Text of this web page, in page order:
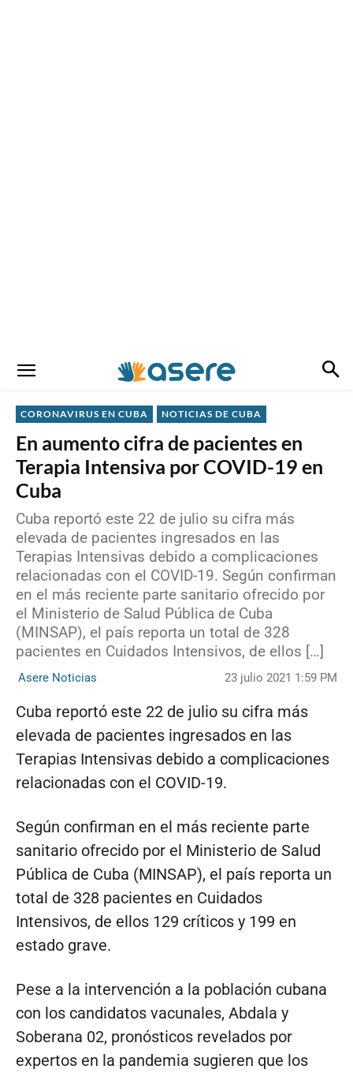
CORONAVIRUS EN CUBA NOTICIAS DE CUBA
En aumento cifra de pacientes en
Terapia Intensiva por COVID-19 en
Cuba
Cuba reportó este 22 de julio su cifra más
elevada de pacientes ingresados en las
Terapias Intensivas debido a complicaciones
relacionadas con el COVID-19. Según confirman
en el más reciente parte sanitario ofrecido por
el Ministerio de Salud Pública de Cuba
(MINSAP), el país reporta un total de 328
pacientes en Cuidados Intensivos, de ellos […]
Asere Noticias 23 julio 2021 1:59 PM
Cuba reportó este 22 de julio su cifra más
elevada de pacientes ingresados en las
Terapias Intensivas debido a complicaciones
relacionadas con el COVID-19.
Según confirman en el más reciente parte
sanitario ofrecido por el Ministerio de Salud
Pública de Cuba (MINSAP), el país reporta un
total de 328 pacientes en Cuidados
Intensivos, de ellos 129 críticos y 199 en
estado grave.
Pese a la intervención a la población cubana
con los candidatos vacunales, Abdala y
Soberana 02, pronósticos revelados por
expertos en la pandemia sugieren que los